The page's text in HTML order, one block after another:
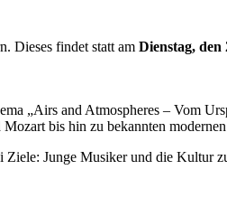
Dieses findet statt am Dienstag, den
„Airs and Atmospheres – Vom
bis hin zu bekannten
Junge Musiker und die Kultur